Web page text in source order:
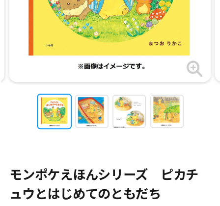
モンポケえほんシリーズ ピカチ
ュウとはじめてのともだち